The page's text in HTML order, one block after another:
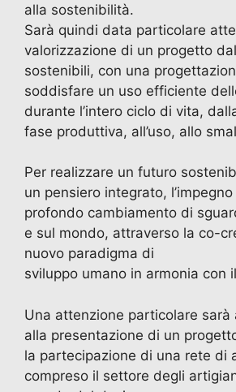
alla sostenibilità.
Sarà quindi data particolare
valorizzazione di un progetto
sostenibili, con una
soddisfare un uso efficiente
durante l’intero ciclo di vita,
fase produttiva, all’uso, allo
Per realizzare un futuro
un pensiero integrato,
profondo cambiamento di
e sul mondo, attraverso la co-
nuovo paradigma di
sviluppo umano in armonia con
Una attenzione particolare sarà
alla presentazione di un
la partecipazione di una rete di
compreso il settore degli